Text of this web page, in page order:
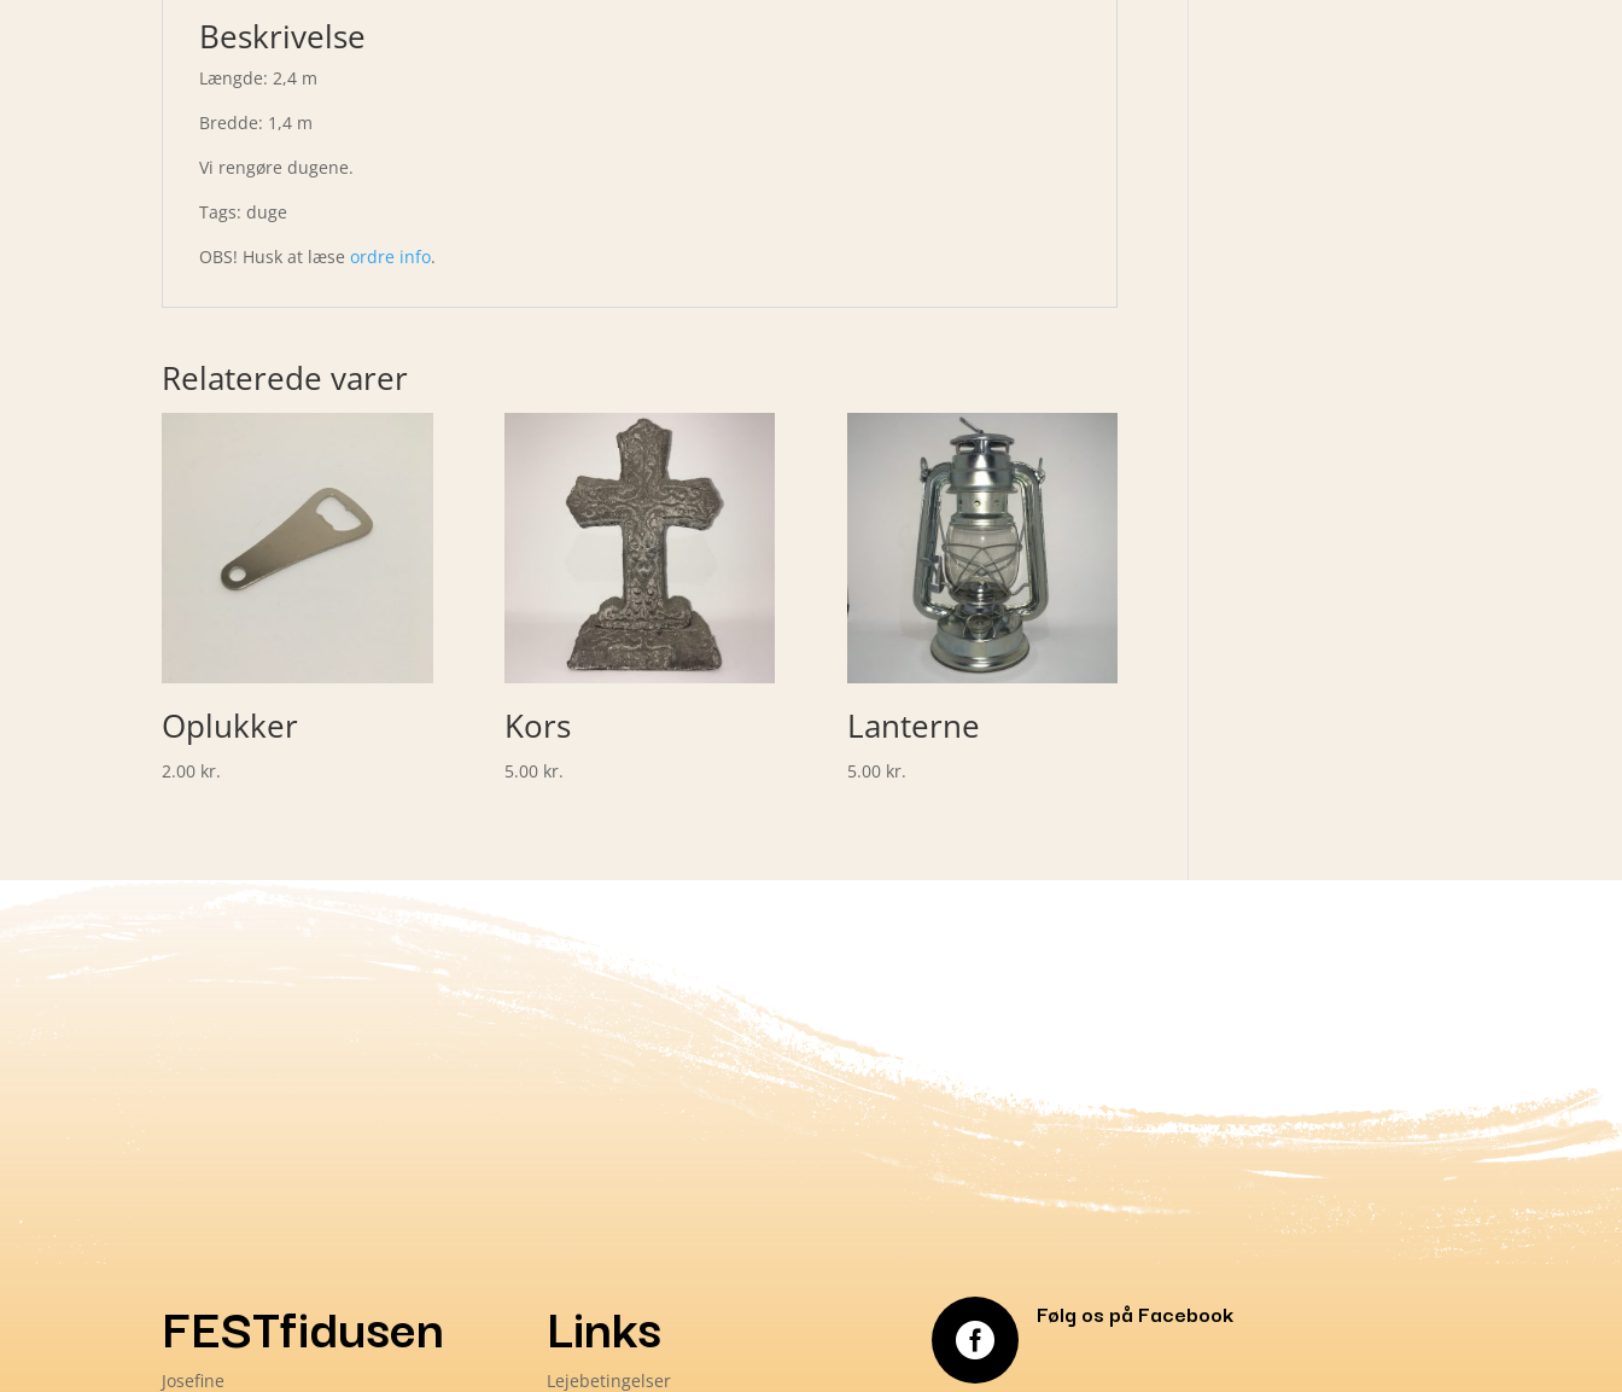
Beskrivelse
Længde: 2,4 m
Bredde: 1,4 m
Vi rengøre dugene.
Tags: duge
OBS! Husk at læseordre info.
Relaterede varer
Oplukker
2.00 kr.
Kors
5.00 kr.
Lanterne
5.00 kr.
FESTfidusen
Josefine
Links
Lejebetingelser

Følg os på Facebook